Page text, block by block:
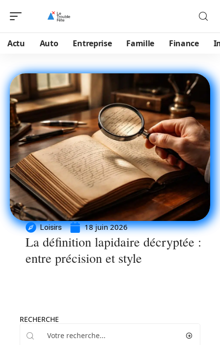
Actu Auto Entreprise Famille Finance
Loisirs 18 juin 2026
La définition lapidaire décryptée :
entre précision et style
RECHERCHE